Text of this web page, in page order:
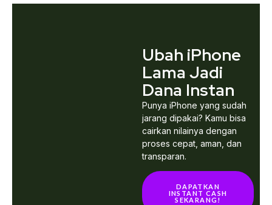
Ubah iPhone
Lama Jadi
Dana Instan
Punya iPhone yang sudah
jarang dipakai? Kamu bisa
cairkan nilainya dengan
proses cepat, aman, dan
transparan.
DAPATKAN
INSTANT CASH
SEKARANG!